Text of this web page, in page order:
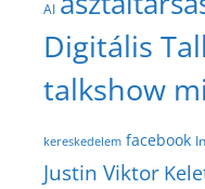
AI
Digitális
talkshow
kereskedelem facebook
Justin Viktor